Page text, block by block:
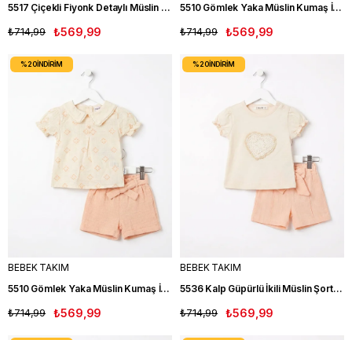
5517 Çiçekli Fiyonk Detaylı Müslin Kumaş İkili Kız Bebek Takım SOMON
₺569,99
₺714,99
5510 Gömlek Yaka Müslin Kumaş İkili Kız Bebek Takım YEŞİL
₺569,99
₺714,99
BEBEK TAKIM
5510 Gömlek Yaka Müslin Kumaş İkili Kız Bebek Takım SOMON
₺569,99
₺714,99
%20İNDIRIM
BEBEK TAKIM
5536 Kalp Güpürlü İkili Müslin Şortlu Kız Bebe Takım SOMON
₺569,99
₺714,99
%20İNDIRIM